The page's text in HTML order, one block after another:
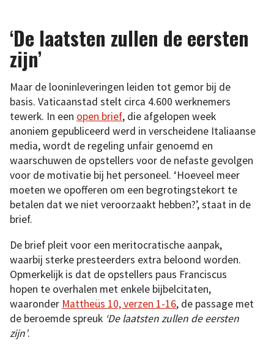
‘De laatsten zullen de eersten
zijn’
Maar de looninleveringen leiden tot gemor bij de
basis. Vaticaanstad stelt circa 4.600 werknemers
tewerk. In een open brief, die afgelopen week
anoniem gepubliceerd werd in verscheidene Italiaanse
media, wordt de regeling unfair genoemd en
waarschuwen de opstellers voor de nefaste gevolgen
voor de motivatie bij het personeel. ‘Hoeveel meer
moeten we opofferen om een begrotingstekort te
betalen dat we niet veroorzaakt hebben?’, staat in de
brief.
De brief pleit voor een meritocratische aanpak,
waarbij sterke presteerders extra beloond worden.
Opmerkelijk is dat de opstellers paus Franciscus
hopen te overhalen met enkele bijbelcitaten,
waaronder Mattheüs 10, verzen 1-16, de passage met
de beroemde spreuk ‘De laatsten zullen de eersten
zijn’.